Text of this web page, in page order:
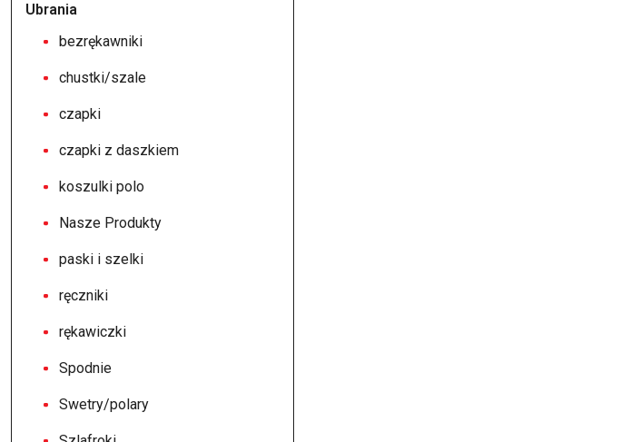
Ubrania
bezrękawniki
chustki/szale
czapki
czapki z daszkiem
koszulki polo
Nasze Produkty
paski i szelki
ręczniki
rękawiczki
Spodnie
Swetry/polary